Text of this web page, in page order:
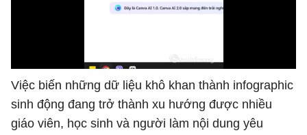
Việc biến những dữ liệu khô khan thành infographic
sinh động đang trở thành xu hướng được nhiều
giáo viên, học sinh và người làm nội dung yêu